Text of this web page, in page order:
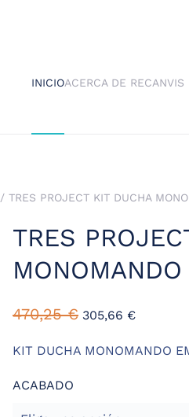
INICIOACERCA DE RECANVIS
/ TRES PROJECT KIT DUCHA
TRES
470,25€ 305,66 €
KIT DUCHA MONOMANDO
ACABADO